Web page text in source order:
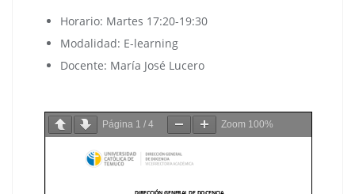
Horario: Martes 17:20-19:30
Modalidad: E-learning
Docente: María José Lucero
Página 1 / 4 Zoom 100%